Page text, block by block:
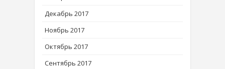
Декабрь 2017
Ноябрь 2017
Октябрь 2017
Сентябрь 2017